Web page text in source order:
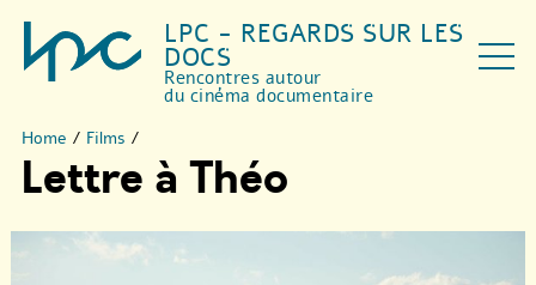
LPC - REGARDS SUR LES
DOCS
Rencontres autour
du cinéma documentaire
Home / Films /
Lettre à Théo